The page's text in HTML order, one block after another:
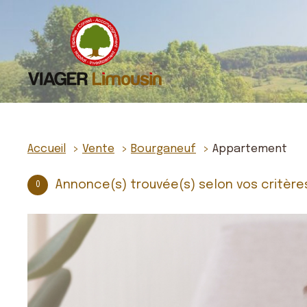
Accueil Vente Bourganeuf Appartement
0 Annonce(s) trouvée(s) selon vos